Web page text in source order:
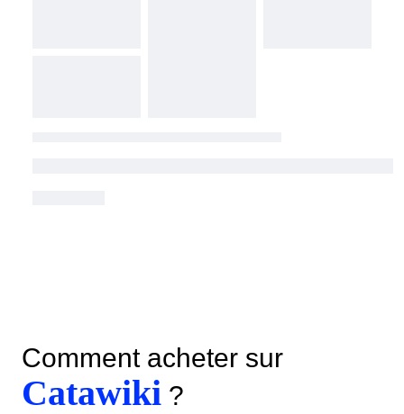
Comment acheter sur
Catawiki ?